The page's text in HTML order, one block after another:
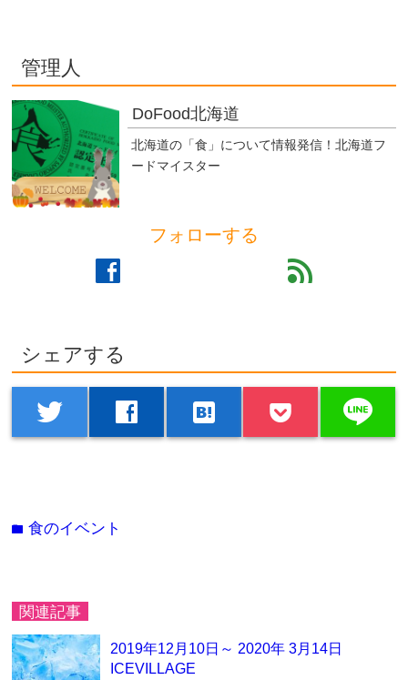
管理人
DoFood北海道
北海道の「食」について情報発信！北海道フ
ードマイスター
フォローする
facebook feed
シェアする
twitter facebook hatenabookmark line
folder食のイベント
関連記事
2019年12月10日～ 2020年 3月14日
ICEVILLAGE